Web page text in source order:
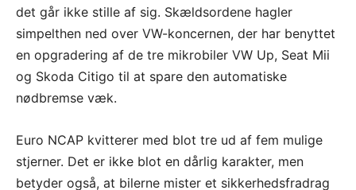
det går ikke stille af sig. Skældsordene hagler
simpelthen ned over VW-koncernen, der har benyttet
en opgradering af de tre mikrobiler VW Up, Seat Mii
og Skoda Citigo til at spare den automatiske
nødbremse væk.
Euro NCAP kvitterer med blot tre ud af fem mulige
stjerner. Det er ikke blot en dårlig karakter, men
betyder også, at bilerne mister et sikkerhedsfradrag